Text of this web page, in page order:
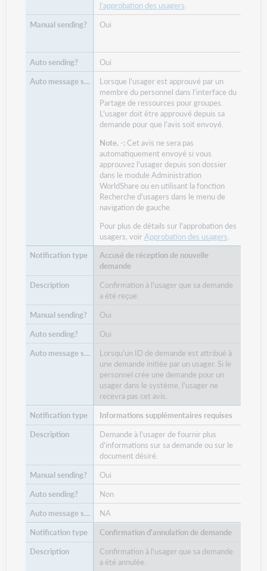
l'approbation des usagers.
Oui
Oui
Lorsque l'usager est approuvé par un
membre du personnel dans l'interface du
Partage de ressources pour groupes.
L'usager doit être approuvé depuis sa
demande pour que l'avis soit envoyé.
Note. -:Cet avis ne sera pas
automatiquement envoyé si vous
approuvez l'usager depuis son dossier
dans le module Administration
WorldShare ou en utilisant la fonction
Recherche d'usagers dans le menu de
navigation de gauche.
Pour plus de détails sur l'approbation des
usagers, voirApprobation des usagers
Accusé de réception de nouvelle
demande
Confirmation à l'usager que sa demande
a été reçue.
Oui
Oui
Lorsqu'un ID de demande est attribué à
une demande initiée par un usager. Si le
personnel crée une demande pour un
usager dans le système, l'usager ne
recevra pas cet avis.
Informations supplémentaires requises
Demande à l'usager de fournir plus
d'informations sur sa demande ou sur le
document désiré.
Oui
Non
NA
Confirmation d'annulation de demande
Confirmation à l'usager que sa demande
a été annulée.